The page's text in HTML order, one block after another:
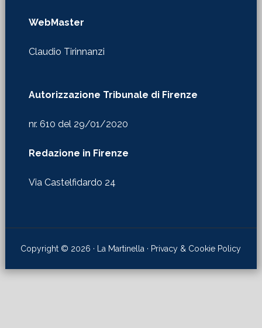
WebMaster
Claudio Tirinnanzi
Autorizzazione Tribunale di Firenze
nr. 610 del 29/01/2020
Redazione in Firenze
Via Castelfidardo 24
Copyright © 2026 · La Martinella · Privacy & Cookie Policy